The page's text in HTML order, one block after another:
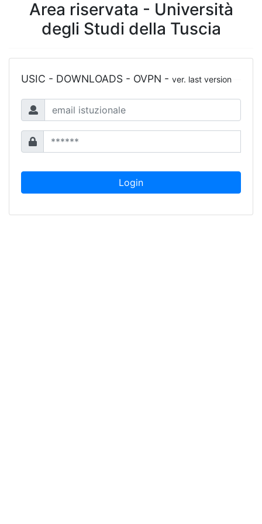
Area riservata - Università
degli Studi della Tuscia
USIC - DOWNLOADS - OVPN - ver. last version
Login